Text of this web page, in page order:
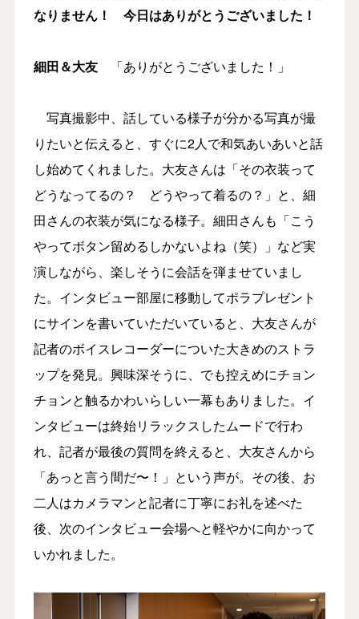
なりません！ 今日はありがとうございました！
細田＆大友「ありがとうございました！」
写真撮影中、話している様子が分かる写真が撮
りたいと伝えると、すぐに2人で和気あいあいと話
し始めてくれました。大友さんは「その衣装って
どうなってるの？ どうやって着るの？」と、細
田さんの衣装が気になる様子。細田さんも「こう
やってボタン留めるしかないよね（笑）」など実
演しながら、楽しそうに会話を弾ませていまし
た。インタビュー部屋に移動してポラプレゼント
にサインを書いていただいていると、大友さんが
記者のボイスレコーダーについた大きめのストラ
ップを発見。興味深そうに、でも控えめにチョン
チョンと触るかわいらしい一幕もありました。イ
ンタビューは終始リラックスしたムードで行わ
れ、記者が最後の質問を終えると、大友さんから
「あっと言う間だ〜！」という声が。その後、お
二人はカメラマンと記者に丁寧にお礼を述べた
後、次のインタビュー会場へと軽やかに向かって
いかれました。